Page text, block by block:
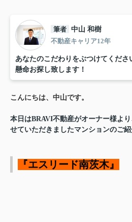
筆者 中山 和樹
不動産キャリア12年
あなたのこだわりをぶつけてくださ
懸命お探し致します！
こんにちは、中山です。
本日はBRAVI不動産がオーナー様よ
せていただきましたマンションのご紹
『エスリード南茨木』